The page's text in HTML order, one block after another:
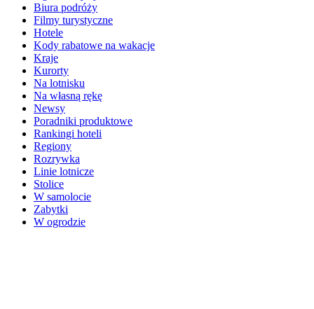
Biura podróży
Filmy turystyczne
Hotele
Kody rabatowe na wakacje
Kraje
Kurorty
Na lotnisku
Na własną rękę
Newsy
Poradniki produktowe
Rankingi hoteli
Regiony
Rozrywka
Linie lotnicze
Stolice
W samolocie
Zabytki
W ogrodzie